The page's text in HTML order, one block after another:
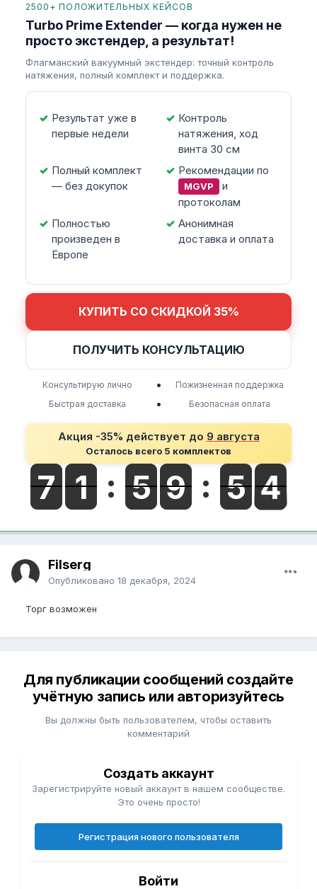
2500+ ПОЛОЖИТЕЛЬНЫХ КЕЙСОВ
Turbo Prime Extender — когда нужен не
просто экстендер, а результат!
Флагманский вакуумный экстендер: точный контроль
натяжения, полный комплект и поддержка.
Результат уже в
первые недели
Контроль
натяжения, ход
винта 30 см
Полный комплект
— без докупок
Рекомендации по
MGVP
и
протоколам
Полностью
произведен в
Европе
Анонимная
доставка и оплата
КУПИТЬ СО СКИДКОЙ 35%
ПОЛУЧИТЬ КОНСУЛЬТАЦИЮ
Консультирую лично •
Пожизненная поддержка
Быстрая доставка
• Безопасная оплата
Акция -35% действует до 9 августа
Осталось всего 5 комплектов
Filserg
Опубликовано 18 декабря, 2024
Торг возможен
Для публикации сообщений создайте
учётную запись или авторизуйтесь
Вы должны быть пользователем, чтобы оставить
комментарий
Создать аккаунт
Зарегистрируйте новый аккаунт в нашем сообществе.
Это очень просто!
Регистрация нового пользователя
Войти